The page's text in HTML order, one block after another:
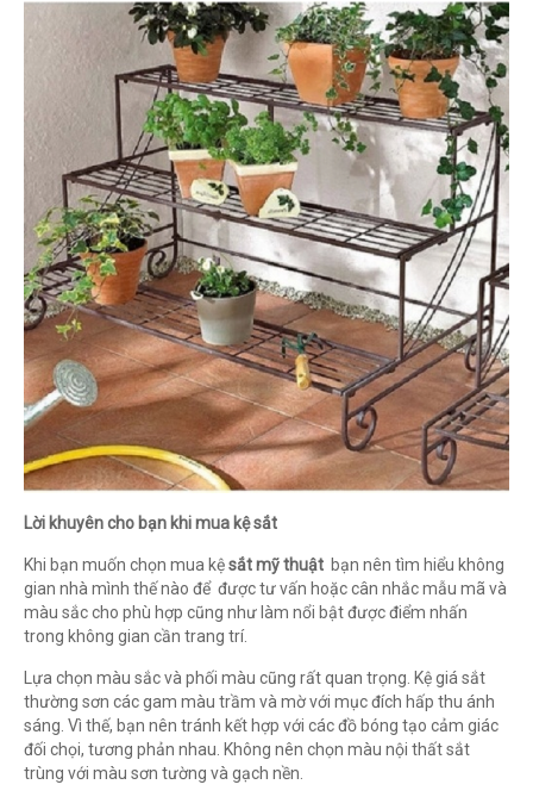
Lời khuyên cho bạn khi mua kệ sắt
Khi bạn muốn chọn mua kệsắt mỹ thuật bạn nên tìm hiểu không
gian nhà mình thế nào để được tư vấn hoặc cân nhắc mẫu mã và
màu sắc cho phù hợp cũng như làm nổi bật được điểm nhấn
trong không gian cần trang trí.
Lựa chọn màu sắc và phối màu cũng rất quan trọng. Kệ giá sắt
thường sơn các gam màu trầm và mờ với mục đích hấp thu ánh
sáng. Vì thế, bạn nên tránh kết hợp với các đồ bóng tạo cảm giác
đối chọi, tương phản nhau. Không nên chọn màu nội thất sắt
trùng với màu sơn tường và gạch nền.